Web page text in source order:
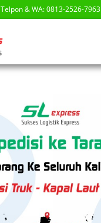
Telpon & WA: 0813-2526-7963